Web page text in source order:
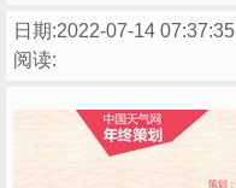
日期:2022-07-14 07:37:35
阅读: